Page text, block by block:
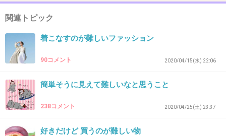
1件の返信
27. 匿名2026/07/07(火) 22:24:29
>>1
逆に、客「コロッケはないの？」店員「売り切れです」客「売り切れってこと
はあるのよね？」っての聞いたことあるし、どっちもどっちじゃないの？
関連トピック
着こなすのが難しいファッション
90コメント 2020/04/15(水) 22:06
簡単そうに見えて難しいなと思うこと
238コメント 2020/04/25(土) 23:37
好きだけど 買うのが難しい物